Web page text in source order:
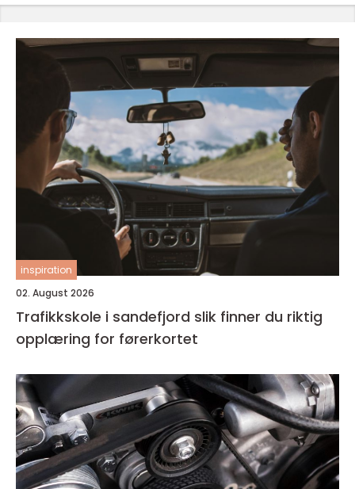
inspiration
02. August 2026
Trafikkskole i sandefjord slik finner du riktig
opplæring for førerkortet